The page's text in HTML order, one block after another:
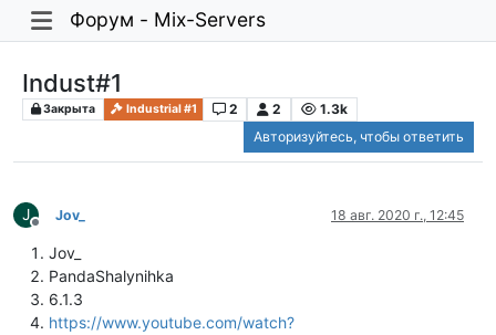
Форум - Mix-Servers
Indust#1
Закрыта Industrial #1 2 2
1.3k
Авторизуйтесь, чтобы ответить
J
Не в сети
Jov_ 18 авг. 2020 г., 12:45
Jov_
PandaShalynihka
6.1.3
https://www.youtube.com/watch?